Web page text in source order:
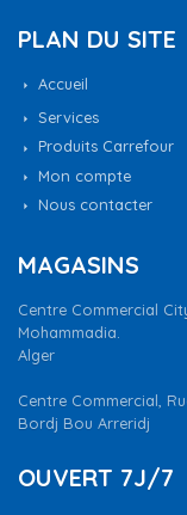
PLAN DU SITE
Accueil
Services
Produits Carrefour
Mon compte
Nous contacter
MAGASINS
Centre Commercial
Mohammadia.
Alger
Centre Commercial,
Bordj Bou Arreridj
OUVERT 7J/7